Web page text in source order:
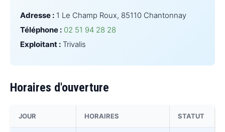
Adresse : 1 Le Champ Roux, 85110 Chantonnay
Téléphone : 02 51 94 28 28
Exploitant : Trivalis
Horaires d'ouverture
JOUR HORAIRES STATUT